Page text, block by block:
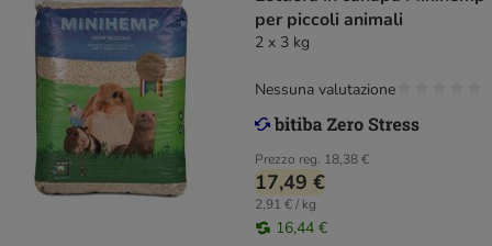
per piccoli animali
2 x 3 kg
Prezzo reg. 18,38 €
17,49 €
2,91 € / kg
16,44 €
Nessuna valutazione